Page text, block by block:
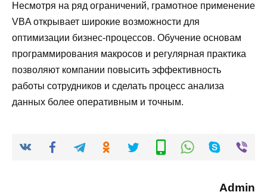
Несмотря на ряд ограничений, грамотное применение
VBA открывает широкие возможности для
оптимизации бизнес-процессов. Обучение основам
программирования макросов и регулярная практика
позволяют компании повысить эффективность
работы сотрудников и сделать процесс анализа
данных более оперативным и точным.
Admin